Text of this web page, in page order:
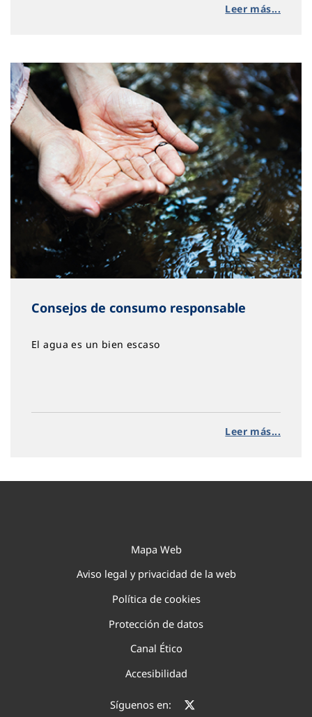
Leer más...
Consejos de consumo responsable
El agua es un bien escaso
Leer más...
Mapa Web
Aviso legal y privacidad de la web
Política de cookies
Protección de datos
Canal Ético
Accesibilidad
Síguenos en: